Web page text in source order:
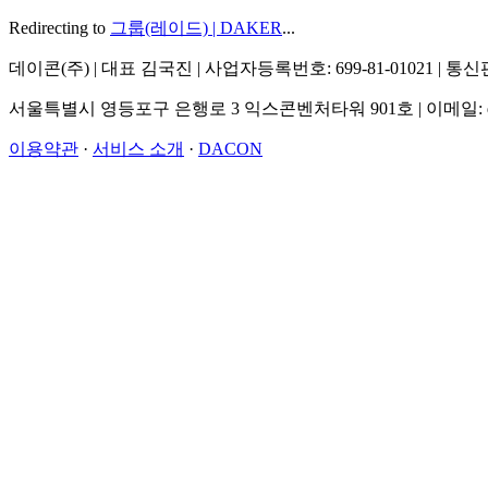
Redirecting to 그룹(레이드) | DAKER...
데이콘(주) | 대표 김국진 | 사업자등록번호: 699-81-01021 | 통
서울특별시 영등포구 은행로 3 익스콘벤처타워 901호 | 이메일:
이용약관 · 서비스 소개 · DACON